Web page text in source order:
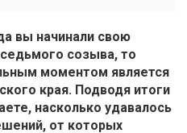
вы начинали свою
созыва, то
моментом является
края. Подводя итоги
насколько удавалось
от которых